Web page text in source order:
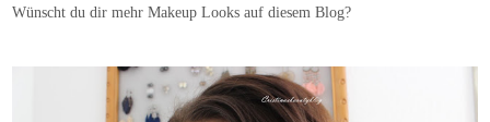
Wünscht du dir mehr Makeup Looks auf diesem Blog?